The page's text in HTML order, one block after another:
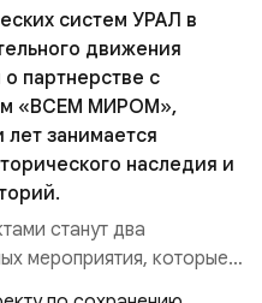
систем УРАЛ в
движения
партнерстве с
«ВСЕМ МИРОМ»,
занимается
наследия и
станут два
мероприятия, которые
области и объединят